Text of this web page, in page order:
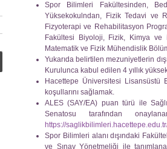
Spor Bilimleri Fakültesinden,
Yüksekokulndan, Fizik Tedavi ve
Fizyoterapi ve Rehabilitasyon
Fakültesi Biyoloji, Fizik, Kimya ve
Matematik ve Fizik Mühendislik
Yukarıda belirtilen mezuniyetlerin
Kurulunca kabul edilen 4 yıllık
Hacettepe Üniversitesi Lisansüstü
koşullarını sağlamak.
ALES (SAY/EA) puan türü ile
Senatosu tarafından
https://
Spor Bilimleri alanı dışındaki
ve Sınav Yönetmeliği ile